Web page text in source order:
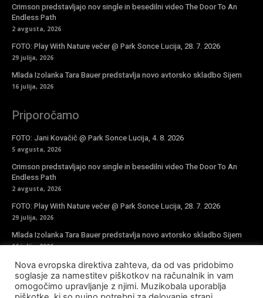
Crimson predstavljajo nov single in besedilni video The Door To An
Endless Path
2 avgusta, 2026
FOTO: Play With Nature večer @ Park Sonce Lucija, 28. 7. 2026
29 julija, 2026
Mlada Izolanka Tara Bauer predstavlja novo avtorsko skladbo Sijem
16 julija, 2026
Priporočamo
FOTO: Jani Kovačič @ Park Sonce Lucija, 4. 8. 2026
5 avgusta, 2026
Crimson predstavljajo nov single in besedilni video The Door To An
Endless Path
2 avgusta, 2026
FOTO: Play With Nature večer @ Park Sonce Lucija, 28. 7. 2026
29 julija, 2026
Mlada Izolanka Tara Bauer predstavlja novo avtorsko skladbo Sijem
16 julija, 2026
Vpiši se v novičke
Nova evropska direktiva zahteva, da od vas pridobimo
soglasje za namestitev piškotkov na računalnik in vam
omogočimo upravljanje z njimi. Muzikobala uporablja